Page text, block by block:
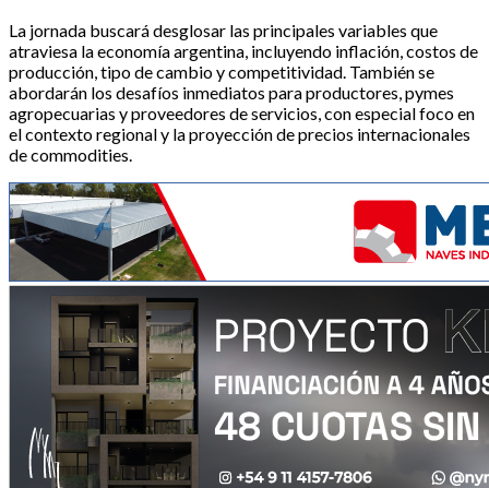
La jornada buscará desglosar las principales variables que
atraviesa la economía argentina, incluyendo inflación, costos de
producción, tipo de cambio y competitividad. También se
abordarán los desafíos inmediatos para productores, pymes
agropecuarias y proveedores de servicios, con especial foco en
el contexto regional y la proyección de precios internacionales
de commodities.